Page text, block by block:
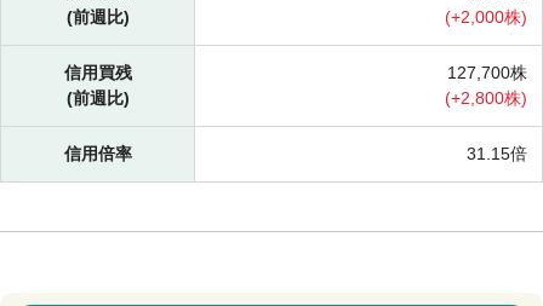
(前週比)
(+2,000株)
信用買残
(前週比)
127,700株
(+2,800株)
信用倍率 31.15倍